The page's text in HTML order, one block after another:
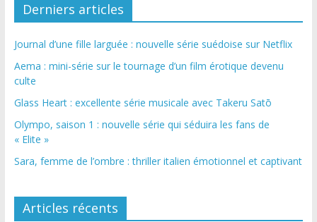
Derniers articles
Journal d’une fille larguée : nouvelle série suédoise sur Netflix
Aema : mini-série sur le tournage d’un film érotique devenu
culte
Glass Heart : excellente série musicale avec Takeru Satō
Olympo, saison 1 : nouvelle série qui séduira les fans de
« Elite »
Sara, femme de l’ombre : thriller italien émotionnel et captivant
Articles récents